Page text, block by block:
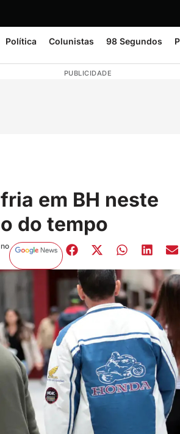
Política Colunistas 98 Segundos
PUBLICIDADE
em BH neste
do tempo